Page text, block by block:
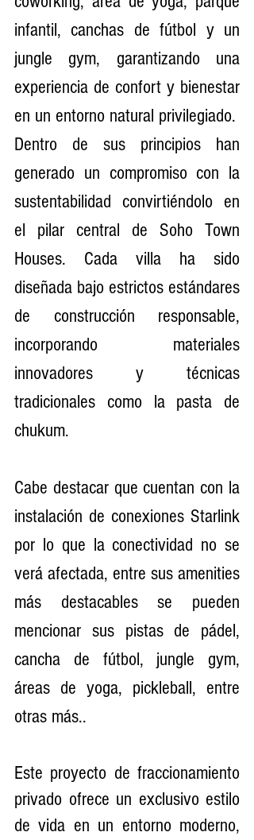
infantil, canchas de fútbol y un
jungle gym, garantizando una
experiencia de confort y bienestar
en un entorno natural privilegiado.
Dentro de sus principios han
generado un compromiso con la
sustentabilidad convirtiéndolo en
el pilar central de Soho Town
Houses. Cada villa ha sido
diseñada bajo estrictos estándares
de construcción responsable,
incorporando materiales
innovadores y técnicas
tradicionales como la pasta de
chukum.
Cabe destacar que cuentan con la
instalación de conexiones Starlink
por lo que la conectividad no se
verá afectada, entre sus amenities
más destacables se pueden
mencionar sus pistas de pádel,
cancha de fútbol, jungle gym,
áreas de yoga, pickleball, entre
otras más..
Este proyecto de fraccionamiento
privado ofrece un exclusivo estilo
de vida en un entorno moderno,